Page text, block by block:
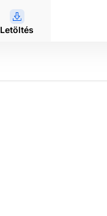
Letöltés